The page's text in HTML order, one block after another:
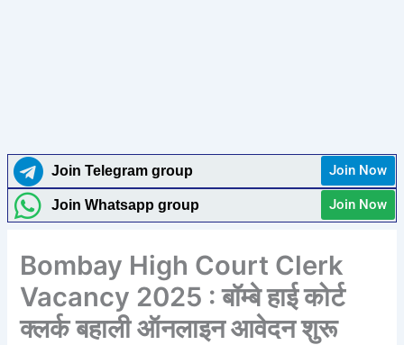
Join Telegram group Join Now
Join Whatsapp group Join Now
Bombay High Court Clerk
Vacancy 2025 : बॉम्बे हाई कोर्ट
क्लर्क बहाली ऑनलाइन आवेदन शुरू